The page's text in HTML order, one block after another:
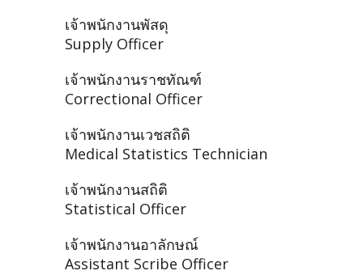
เจ้าพนักงานพัสดุ
Supply Officer
เจ้าพนักงานราชทัณฑ์
Correctional Officer
เจ้าพนักงานเวชสถิติ
Medical Statistics Technician
เจ้าพนักงานสถิติ
Statistical Officer
เจ้าพนักงานอาลักษณ์
Assistant Scribe Officer